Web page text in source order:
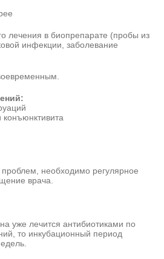
лечения в биопрепарате (пробы из
инфекции, заболевание
конъюнктивита
необходимо регулярное
врача.
уже лечится антибиотиками по
то инкубационный период